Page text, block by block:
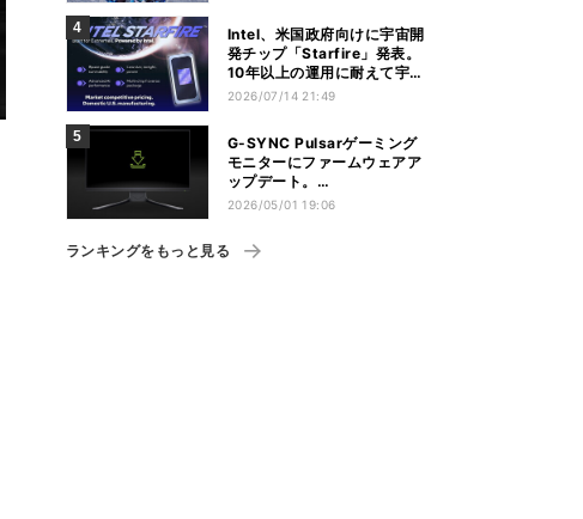
Intel、米国政府向けに宇宙開
発チップ「Starfire」発表。
10年以上の運用に耐えて宇宙
機を革新
2026/07/14 21:49
G-SYNC Pulsarゲーミング
モニターにファームウェアア
ップデート。
ASUS/Acer/AOC/MSIなど
2026/05/01 19:06
ランキングをもっと見る